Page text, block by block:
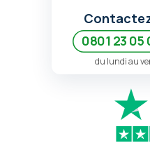
0801 23 05
du lundi au